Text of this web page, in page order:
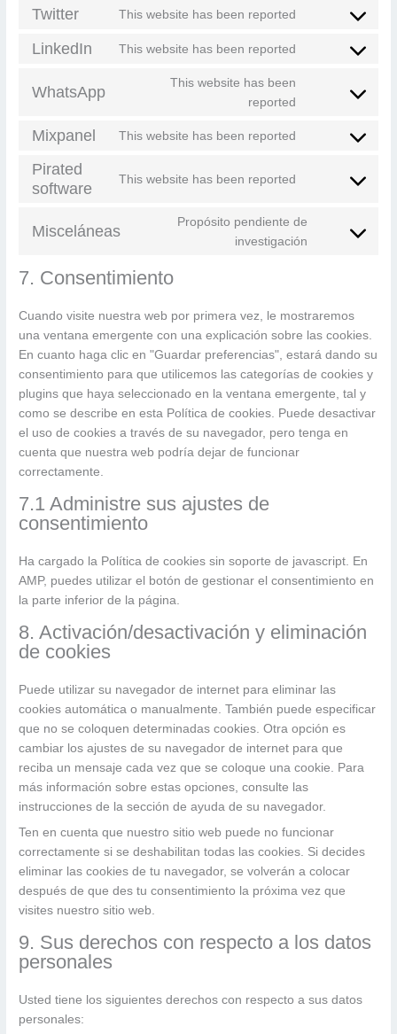
Twitter This website has been reported
Consent
LinkedIn This website has been reported
Consent
WhatsApp
This website has been
reported
Consent
Mixpanel This website has been reported
Consent
Pirated
software
This website has been reported
Consent
Misceláneas
Propósito pendiente de
investigación
Consent
7. Consentimiento
Cuando visite nuestra web por primera vez, le mostraremos
una ventana emergente con una explicación sobre las cookies.
En cuanto haga clic en "Guardar preferencias", estará dando su
consentimiento para que utilicemos las categorías de cookies y
plugins que haya seleccionado en la ventana emergente, tal y
como se describe en esta Política de cookies. Puede desactivar
el uso de cookies a través de su navegador, pero tenga en
cuenta que nuestra web podría dejar de funcionar
correctamente.
7.1 Administre sus ajustes de
consentimiento
Ha cargado la Política de cookies sin soporte de javascript. En
AMP, puedes utilizar el botón de gestionar el consentimiento en
la parte inferior de la página.
8. Activación/desactivación y eliminación
de cookies
Puede utilizar su navegador de internet para eliminar las
cookies automática o manualmente. También puede especificar
que no se coloquen determinadas cookies. Otra opción es
cambiar los ajustes de su navegador de internet para que
reciba un mensaje cada vez que se coloque una cookie. Para
más información sobre estas opciones, consulte las
instrucciones de la sección de ayuda de su navegador.
Ten en cuenta que nuestro sitio web puede no funcionar
correctamente si se deshabilitan todas las cookies. Si decides
eliminar las cookies de tu navegador, se volverán a colocar
después de que des tu consentimiento la próxima vez que
visites nuestro sitio web.
9. Sus derechos con respecto a los datos
personales
Usted tiene los siguientes derechos con respecto a sus datos
personales: